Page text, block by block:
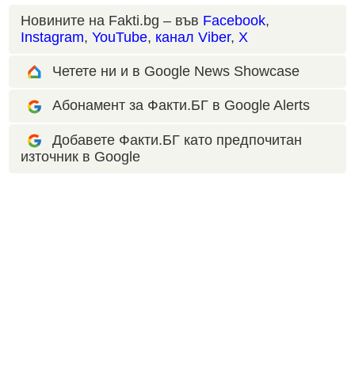
Новините на Fakti.bg – във Facebook,
Instagram, YouTube, канал Viber, X
Четете ни и в Google News Showcase
Абонамент за Факти.БГ в Google Alerts
Добавете Факти.БГ като предпочитан
източник в Google